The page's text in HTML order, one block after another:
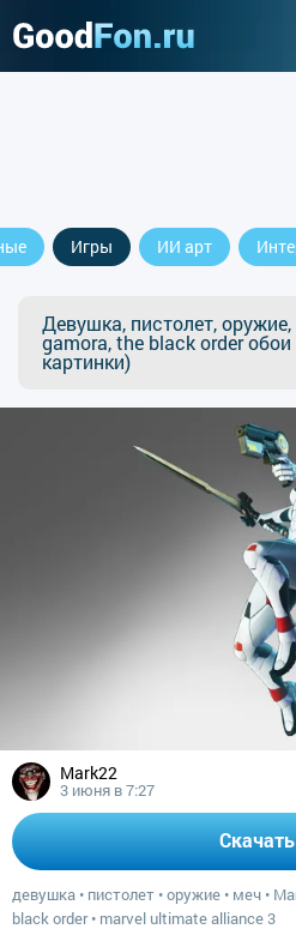
Игры ИИ арт
Девушка, пистолет,
gamora, the black order
картинки)
Mark22
3 июня в 7:27
Скачать
девушка • пистолет •оружие • меч •
black order• marvel ultimate alliance 3